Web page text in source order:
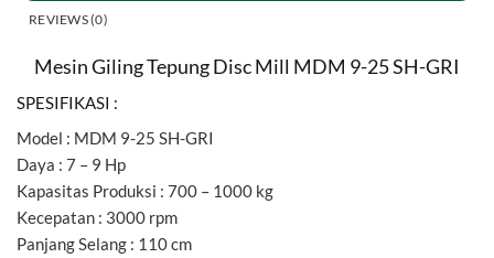
REVIEWS (0)
Mesin Giling Tepung Disc Mill MDM 9-25 SH-GRI
SPESIFIKASI :
Model : MDM 9-25 SH-GRI
Daya : 7 – 9 Hp
Kapasitas Produksi : 700 – 1000 kg
Kecepatan : 3000 rpm
Panjang Selang : 110 cm